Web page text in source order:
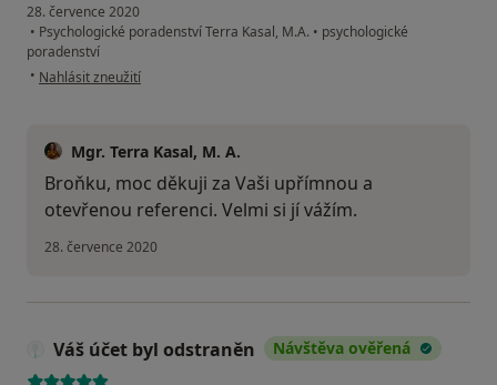
28. července 2020
• Psychologické poradenství Terra Kasal, M.A. • psychologické
poradenství
• podle názoru uživatele Broněk
Nahlásit zneužití
Mgr. Terra Kasal, M. A.
Broňku, moc děkuji za Vaši upřímnou a
otevřenou referenci. Velmi si jí vážím.
28. července 2020
Váš účet byl odstraněn Návštěva ověřená